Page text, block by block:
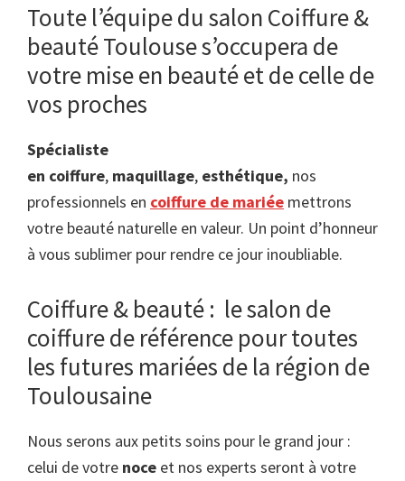
Toute l’équipe du salon Coiffure &
beauté Toulouse s’occupera de
votre mise en beauté et de celle de
vos proches
Spécialiste
en coiffure, maquillage, esthétique, nos
professionnels en coiffure de mariée mettrons
votre beauté naturelle en valeur. Un point d’honneur
à vous sublimer pour rendre ce jour inoubliable.
Coiffure & beauté : le salon de
coiffure de référence pour toutes
les futures mariées de la région de
Toulousaine
Nous serons aux petits soins pour le grand jour :
celui de votre noce et nos experts seront à votre